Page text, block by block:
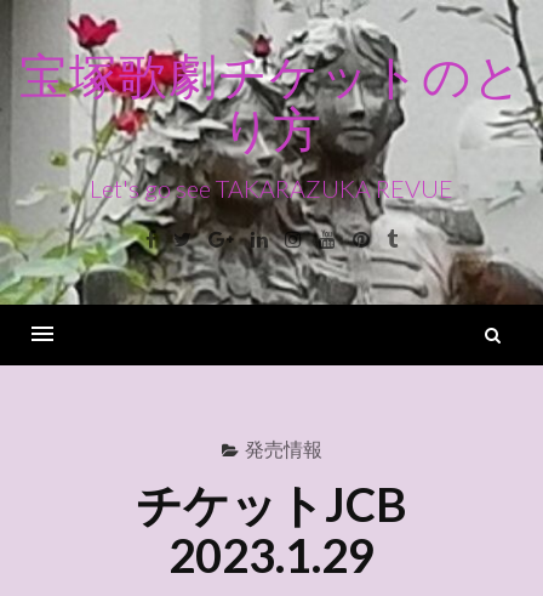
ン
ス
キ
ッ
宝塚歌劇チケットのと
り方
Let's go see TAKARAZUKA REVUE
Facebook
TwitterGoogle+LinkedinInstagram
YoutubePinterest
Tumblr
発売情報
チケットJCB
2023.1.29